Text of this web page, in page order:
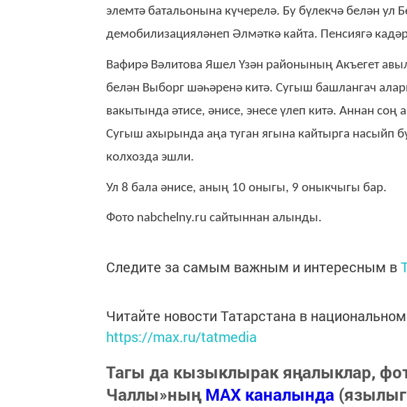
элемтә батальонына күчерелә. Бу бүлекчә белән ул
демобилизацияләнеп Әлмәткә кайта. Пенсиягә
Вафирә Вәлитова Яшел Үзән районының Акъегет
белән Выборг шәһәренә китә. Сугыш башлангач
вакытында әтисе, әнисе, энесе үлеп китә. Аннан
Сугыш ахырында аңа туган ягына кайтырга насыйп
колхозда эшли.
Ул 8 бала әнисе, аның 10 оныгы, 9 оныкчыгы бар.
Фото nabchelny.ru cайтыннан алынды.
Следите за самым важным и интересным в
Читайте новости Татарстана в
https://max.ru/tatmedia
Тагы да кызыклырак яңалыклар,
Чаллы»ныңMAX каналында